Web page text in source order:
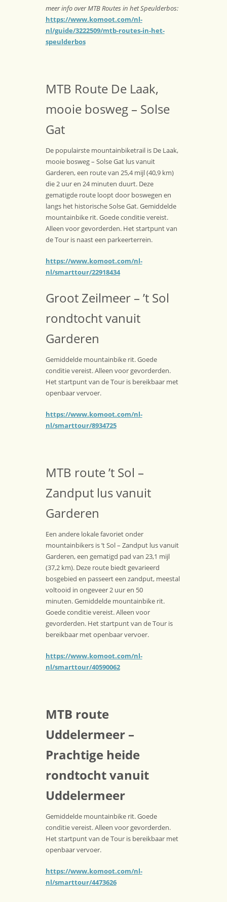
meer info over MTB Routes in het Speulderbos:
https://www.komoot.com/nl-
nl/guide/3222509/mtb-routes-in-het-
speulderbos
MTB Route De Laak,
mooie bosweg – Solse
Gat
De populairste mountainbiketrail is De Laak,
mooie bosweg – Solse Gat lus vanuit
Garderen, een route van 25,4 mijl (40,9 km)
die 2 uur en 24 minuten duurt. Deze
gematigde route loopt door boswegen en
langs het historische Solse Gat. Gemiddelde
mountainbike rit. Goede conditie vereist.
Alleen voor gevorderden. Het startpunt van
de Tour is naast een parkeerterrein.
https://www.komoot.com/nl-
nl/smarttour/22918434
Groot Zeilmeer – ’t Sol
rondtocht vanuit
Garderen
Gemiddelde mountainbike rit. Goede
conditie vereist. Alleen voor gevorderden.
Het startpunt van de Tour is bereikbaar met
openbaar vervoer.
https://www.komoot.com/nl-
nl/smarttour/8934725
MTB route ’t Sol –
Zandput lus vanuit
Garderen
Een andere lokale favoriet onder
mountainbikers is ’t Sol – Zandput lus vanuit
Garderen, een gematigd pad van 23,1 mijl
(37,2 km). Deze route biedt gevarieerd
bosgebied en passeert een zandput, meestal
voltooid in ongeveer 2 uur en 50
minuten. Gemiddelde mountainbike rit.
Goede conditie vereist. Alleen voor
gevorderden. Het startpunt van de Tour is
bereikbaar met openbaar vervoer.
https://www.komoot.com/nl-
nl/smarttour/40590062
MTB route
Uddelermeer –
Prachtige heide
rondtocht vanuit
Uddelermeer
Gemiddelde mountainbike rit. Goede
conditie vereist. Alleen voor gevorderden.
Het startpunt van de Tour is bereikbaar met
openbaar vervoer.
https://www.komoot.com/nl-
nl/smarttour/4473626